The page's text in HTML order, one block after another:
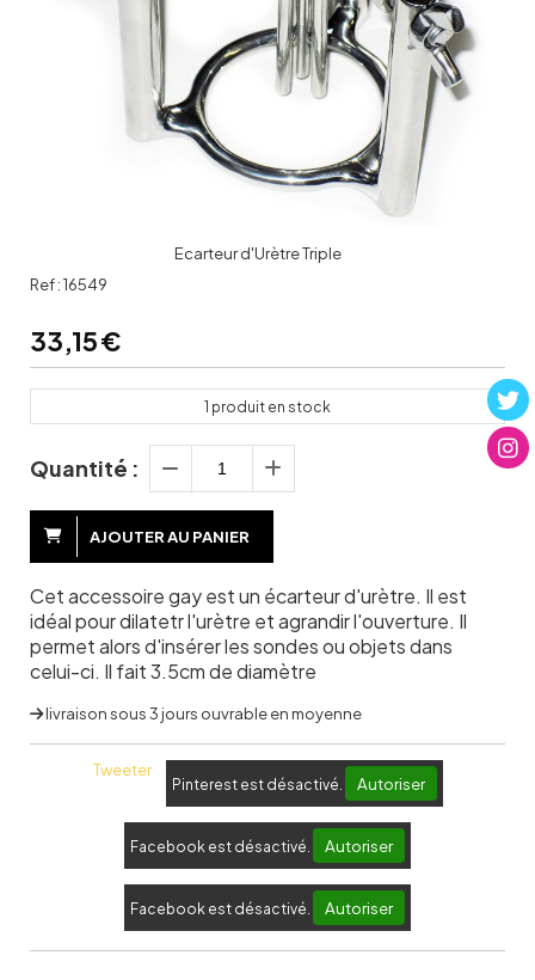
Ecarteur d'Urètre Triple
Ref :16549
33,15€
1 produit en stock
Quantité :
AJOUTER AU PANIER
Cet accessoire gay est un écarteur d'urètre. Il est
idéal pour dilatetr l'urètre et agrandir l'ouverture. Il
permet alors d'insérer les sondes ou objets dans
celui-ci. Il fait 3.5cm de diamètre
livraison sous 3 jours ouvrable en moyenne
Tweeter
Pinterest est désactivé. Autoriser
Facebook est désactivé. Autoriser
Facebook est désactivé. Autoriser